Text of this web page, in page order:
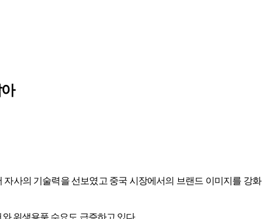
사의 기술력을 선보였고 중국 시장에서의 브랜드 이미지를 강화